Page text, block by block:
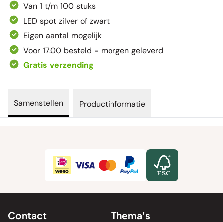
Van 1 t/m 100 stuks
LED spot zilver of zwart
Eigen aantal mogelijk
Voor 17.00 besteld = morgen geleverd
Gratis verzending
Samenstellen Productinformatie
Contact Thema's